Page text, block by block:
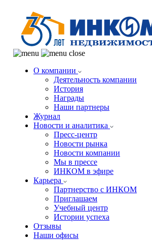
О компании
Деятельность компании
История
Награды
Наши партнеры
Журнал
Новости и аналитика
Пресс-центр
Новости рынка
Новости компании
Мы в прессе
ИНКОМ в эфире
Карьера
Партнерство с ИНКОМ
Приглашаем
Учебный центр
Истории успеха
Отзывы
Наши офисы